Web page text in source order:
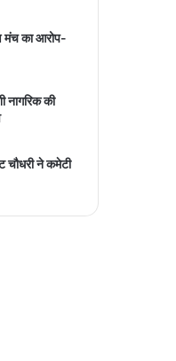
मंच का आरोप-
नागरिक की
चौधरी ने कमेटी